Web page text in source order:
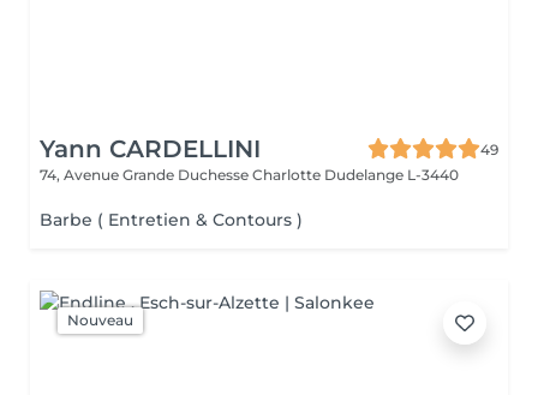
Yann CARDELLINI
49
74, Avenue Grande Duchesse Charlotte Dudelange L-3440
Barbe ( Entretien & Contours )
Nouveau